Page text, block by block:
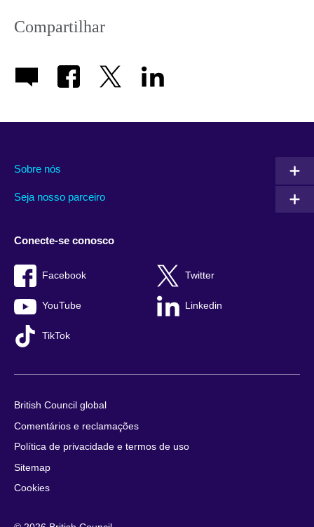
Compartilhar
Sobre nós
Seja nosso parceiro
Conecte-se conosco
Facebook Twitter
YouTube Linkedin
TikTok
British Council global
Comentários e reclamações
Política de privacidade e termos de uso
Sitemap
Cookies